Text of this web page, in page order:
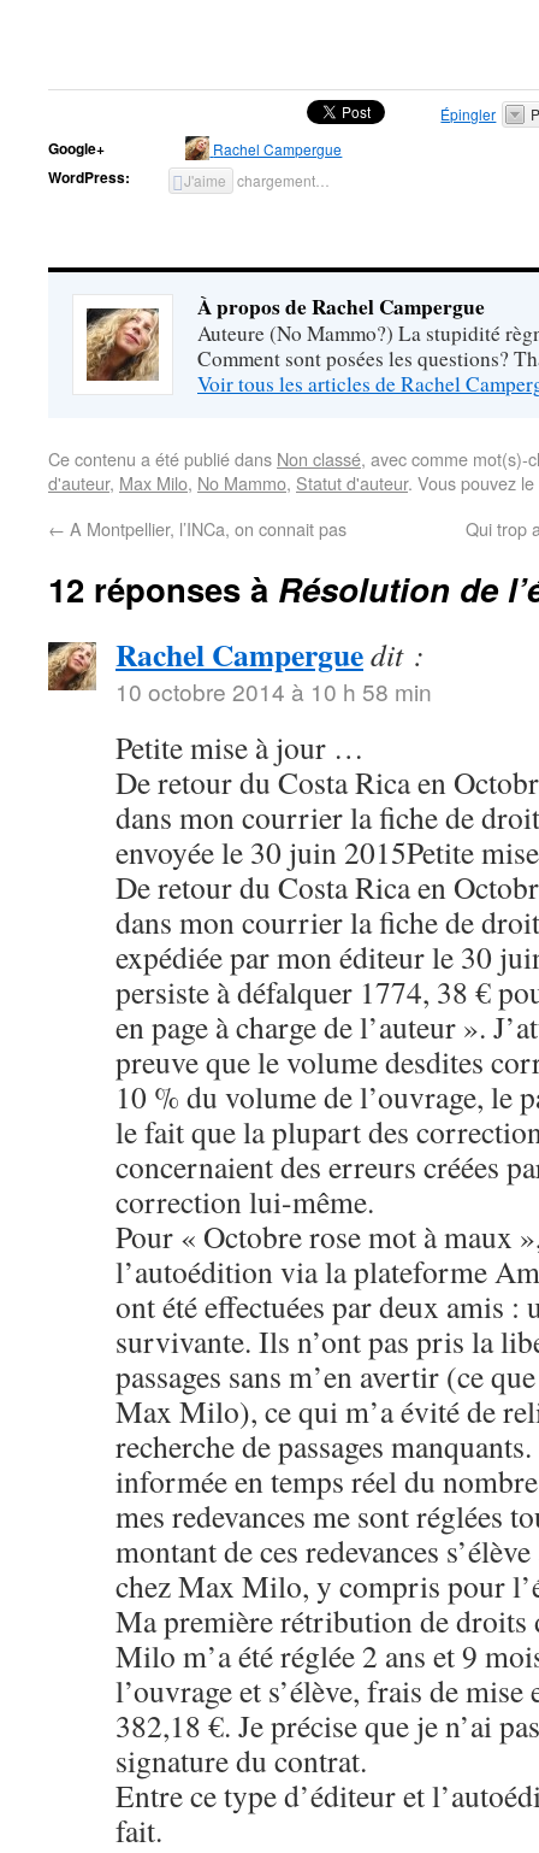
Épingler
Google+ Rachel Campergue
WordPress: J'aime chargement…
À propos de Rachel Campergue
Auteure (No Mammo?) La stupidité
Comment sont posées les questions?
Voir tous les articles de Rachel
Ce contenu a été publié dans Non classé, avec comme mot(s)-
d'auteur, Max Milo, No Mammo, Statut d'auteur. Vous pouvez
← A Montpellier, l’INCa, on connait pas Qui trop
12 réponses à Résolution de
Rachel Camperguedit :
10 octobre 2014 à 10 h 58 min
Petite mise à jour …
De retour du Costa Rica en
dans mon courrier la fiche de
envoyée le 30 juin 2015Petite
De retour du Costa Rica en
dans mon courrier la fiche de
expédiée par mon éditeur le 30
persiste à défalquer 1774, 38 €
en page à charge de l’auteur ».
preuve que le volume desdites
10 % du volume de l’ouvrage, le
le fait que la plupart des
concernaient des erreurs créées
correction lui-même.
Pour « Octobre rose mot à maux
l’autoédition via la plateforme
ont été effectuées par deux amis :
survivante. Ils n’ont pas pris la
passages sans m’en avertir (ce
Max Milo), ce qui m’a évité de
recherche de passages
informée en temps réel du
mes redevances me sont réglées
montant de ces redevances
chez Max Milo, y compris pour
Ma première rétribution de droits
Milo m’a été réglée 2 ans et 9
l’ouvrage et s’élève, frais de
382,18 €. Je précise que je n’ai
signature du contrat.
Entre ce type d’éditeur et
fait.